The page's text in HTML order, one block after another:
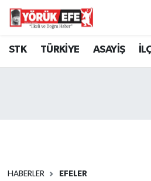
STK TÜRKİYE ASAYİŞ
HABERLER EFELER
Aydın Nöbetçi Eczaneler